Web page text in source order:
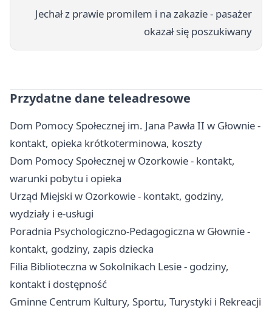
Jechał z prawie promilem i na zakazie - pasażer
okazał się poszukiwany
Przydatne dane teleadresowe
Dom Pomocy Społecznej im. Jana Pawła II w Głownie -
kontakt, opieka krótkoterminowa, koszty
Dom Pomocy Społecznej w Ozorkowie - kontakt,
warunki pobytu i opieka
Urząd Miejski w Ozorkowie - kontakt, godziny,
wydziały i e-usługi
Poradnia Psychologiczno-Pedagogiczna w Głownie -
kontakt, godziny, zapis dziecka
Filia Biblioteczna w Sokolnikach Lesie - godziny,
kontakt i dostępność
Gminne Centrum Kultury, Sportu, Turystyki i Rekreacji